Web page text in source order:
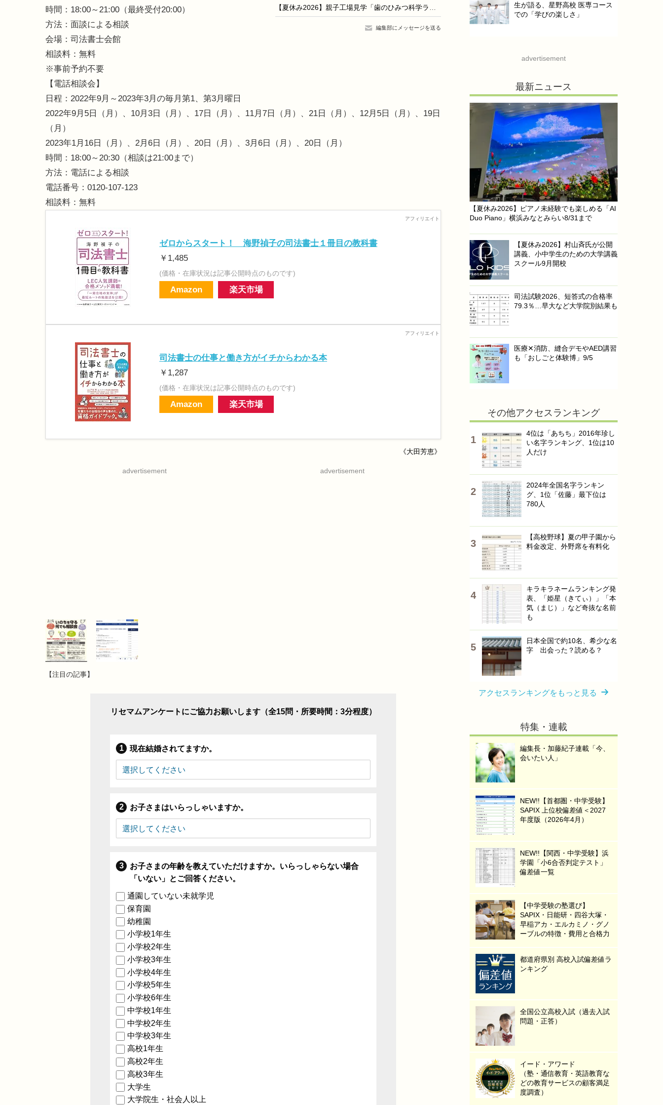
【夏休み2026】親子工場見学「歯のひみつ科学ラボ」8/21…ホワイトエッセンス
編集部にメッセージを送る
時間：18:00～21:00（最終受付20:00）
方法：面談による相談
会場：司法書士会館
相談料：無料
※事前予約不要
【電話相談会】
日程：2022年9月～2023年3月の毎月第1、第3月曜日
2022年9月5日（月）、10月3日（月）、17日（月）、11月7日（月）、21日（月）、12月5日（月）、19日
（月）
2023年1月16日（月）、2月6日（月）、20日（月）、3月6日（月）、20日（月）
時間：18:00～20:30（相談は21:00まで）
方法：電話による相談
電話番号：0120-107-123
相談料：無料
ゼロからスタート！ 海野禎子の司法書士１冊目の教科書
￥1,485
(価格・在庫状況は記事公開時点のものです)
Amazon 楽天市場
司法書士の仕事と働き方がイチからわかる本
￥1,287
(価格・在庫状況は記事公開時点のものです)
Amazon 楽天市場
《大田芳恵》
advertisement advertisement
【注目の記事】
リセマムアンケートにご協力お願いします（全15問・所要時間：3分程度）
現在結婚されてますか。
お子さまはいらっしゃいますか。
お子さまの年齢を教えていただけますか。いらっしゃらない場合
「いない」とご回答ください。
通園していない未就学児
保育園
幼稚園
小学校1年生
小学校2年生
小学校3年生
小学校4年生
小学校5年生
小学校6年生
中学校1年生
中学校2年生
中学校3年生
高校1年生
高校2年生
高校3年生
大学生
大学院生・社会人以上
生が語る、星野高校 医専コース
での「学びの楽しさ」
advertisement
最新ニュース
【夏休み2026】ピアノ未経験でも楽しめる「AI
Duo Piano」横浜みなとみらい8/31まで
【夏休み2026】村山斉氏が公開
講義、小中学生のための大学講義
スクール9月開校
司法試験2026、短答式の合格率
79.3％…早大など大学院別結果も
医療✕消防、縫合デモやAED講習
も「おしごと体験博」9/5
その他アクセスランキング
4位は「あちち」2016年珍し
い名字ランキング、1位は10
人だけ
2024年全国名字ランキン
グ、1位「佐藤」最下位は
780人
【高校野球】夏の甲子園から
料金改定、外野席を有料化
キラキラネームランキング発
表、「姫星（きてぃ）」「本
気（まじ）」など奇抜な名前
も
日本全国で約10名、希少な名
字 出会った？読める？
アクセスランキングをもっと見る
特集・連載
編集長・加藤紀子連載「今、
会いたい人」
NEW!!【首都圏・中学受験】
SAPIX 上位校偏差値＜2027
年度版（2026年4月）
NEW!!【関西・中学受験】浜
学園「小6合否判定テスト」
偏差値一覧
【中学受験の塾選び】
SAPIX・日能研・四谷大塚・
早稲アカ・エルカミノ・グノ
ーブルの特徴・費用と合格力
都道府県別 高校入試偏差値ラ
ンキング
全国公立高校入試（過去入試
問題・正答）
イード・アワード
（塾・通信教育・英語教育な
どの教育サービスの顧客満足
度調査）